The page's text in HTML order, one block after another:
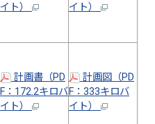
イト）
イト）
計画書（PD
F：172.2キロバ
イト）
計画図（PD
F：333キロバ
イト）